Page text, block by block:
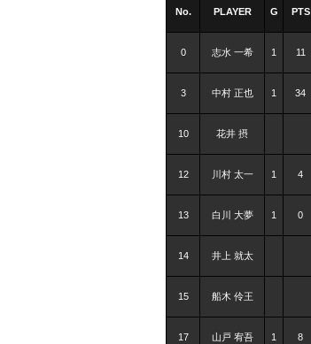
No. PLAYER G PTS
0 志水 一希 1 11
3 中村 正也 1 34
10 花井 摂
12 川村 太一 1 4
13 白川 大夢 1 0
14 井上 就太
15 船木 伶王
17 山戸 宥吾 1 8